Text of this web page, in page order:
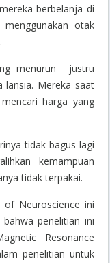
berbelanja di
otak
menurun justru
lansia. Mereka saat
harga yang
tidak bagus lagi
kemampuan
tidak terpakai.
of Neuroscience ini
penelitian ini
Resonance
penelitian untuk